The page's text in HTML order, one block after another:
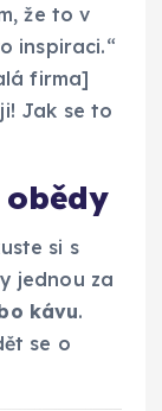
že to v
inspiraci.“
firma]
Jak se to
si s
jednou za
kávu.
se o